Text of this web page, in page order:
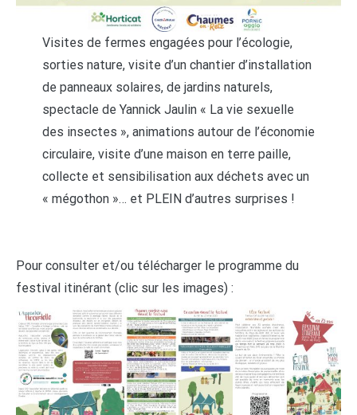
Visites de fermes engagées pour l’écologie,
sorties nature, visite d’un chantier d’installation
de panneaux solaires, de jardins naturels,
spectacle de Yannick Jaulin « La vie sexuelle
des insectes », animations autour de l’économie
circulaire, visite d’une maison en terre paille,
collecte et sensibilisation aux déchets avec un
« mégothon »… et PLEIN d’autres surprises !
Pour consulter et/ou télécharger le programme du
festival itinérant (clic sur les images) :